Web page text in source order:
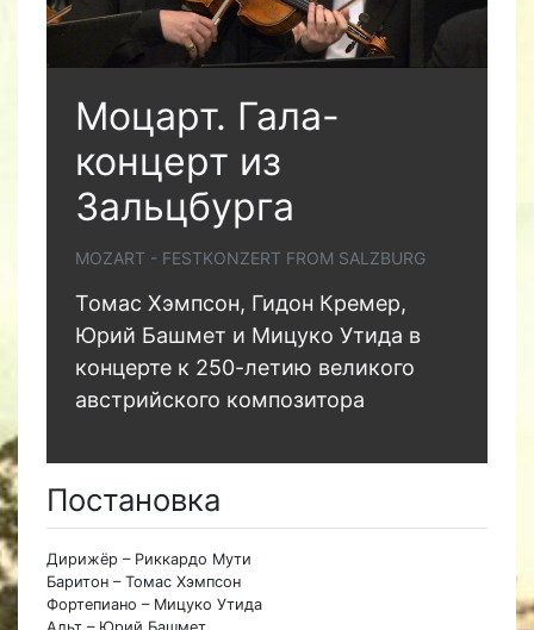
Моцарт. Гала-
концерт из
Зальцбурга
MOZART - FESTKONZERT FROM SALZBURG
Томас Хэмпсон, Гидон Кремер,
Юрий Башмет и Мицуко Утида в
концерте к 250-летию великого
австрийского композитора
Постановка
Дирижёр – Риккардо Мути
Баритон – Томас Хэмпсон
Фортепиано – Мицуко Утида